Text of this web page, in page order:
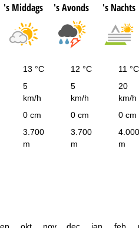
's Middags 's Avonds 's Nachts
13 °C 12 °C 11 °C
5
km/h
5
km/h
20
km/h
0 cm 0 cm 0 cm
3.700
m
3.700
m
4.000
m
okt nov dec jan feb